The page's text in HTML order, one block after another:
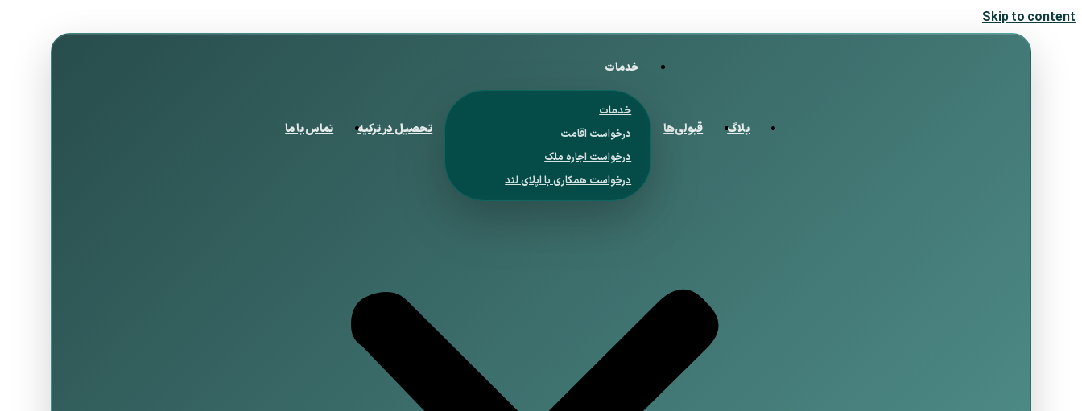
Skip to content
بلاگ قبولی‌ها
خدمات
خدمات
درخواست اقامت
درخواست اجاره ملک
درخواست همکاری با اپلای لند
تحصیل در ترکیه تماس با ما